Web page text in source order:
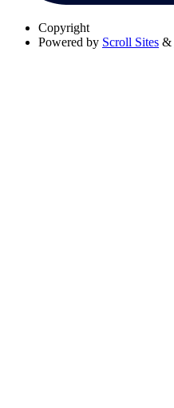
Copyright
Powered by Scroll Sites &